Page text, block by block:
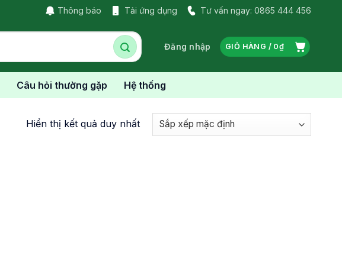
Thông báo Tải ứng dụng Tư vấn ngay: 0865 444 456
Đăng nhập GIỎ HÀNG / 0₫
Câu hỏi thường gặp Hệ thống
Hiển thị kết quả duy nhất